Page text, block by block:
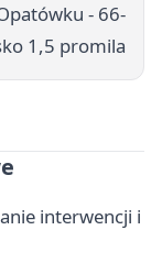
- 66-
1,5 promila
interwencji i